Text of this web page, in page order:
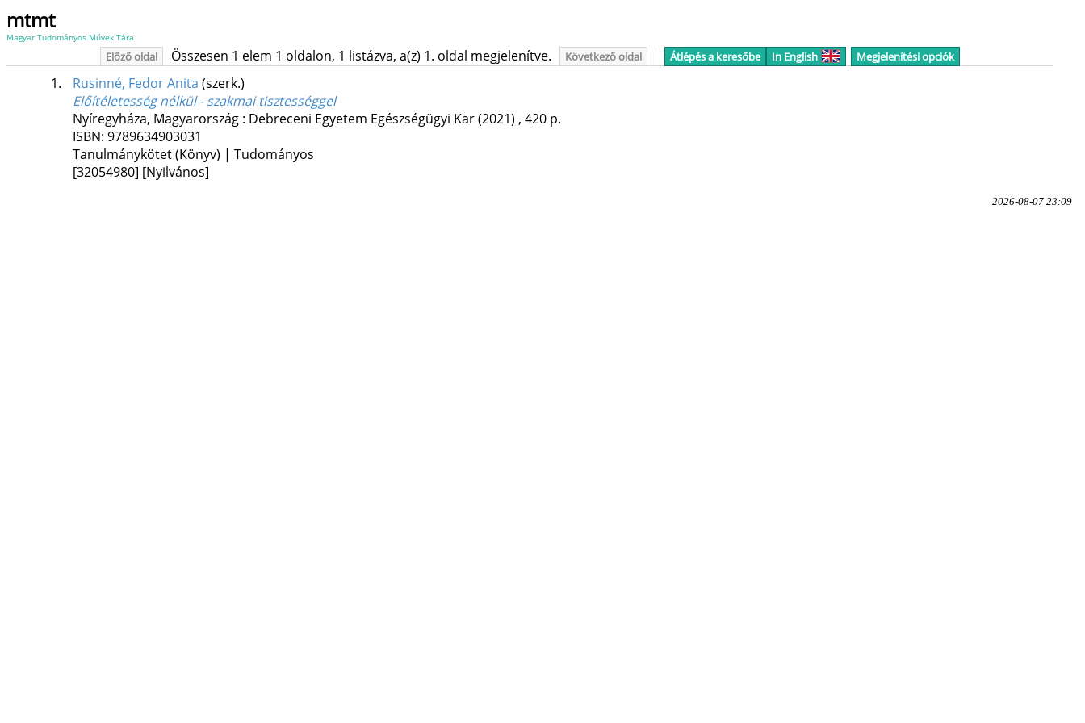
mtmt
Magyar Tudományos Művek Tára
Előző oldal Összesen 1 elem 1 oldalon, 1 listázva, a(z) 1. oldal megjelenítve. Következő oldal Átlépés a keresőbe In English Megjelenítési opciók
1. Rusinné, Fedor Anita (szerk.)
Előítéletesség nélkül - szakmai tisztességgel
Nyíregyháza, Magyarország : Debreceni Egyetem Egészségügyi Kar(2021) , 420 p.
ISBN: 9789634903031
Tanulmánykötet (Könyv) | Tudományos
[32054980] [Nyilvános]
2026-08-07 23:09